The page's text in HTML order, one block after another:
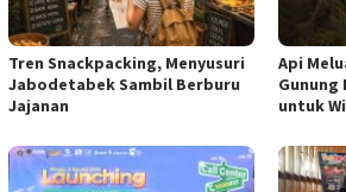
Tren Snackpacking, Menyusuri
Jabodetabek Sambil Berburu
Jajanan
Api
untuk